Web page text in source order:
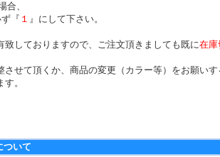
合、
『 １ 』にして下さい。
しておりますので、ご注文頂きましても既に在庫
せて頂くか、商品の変更（カラー等）をお願いす
。
ついて